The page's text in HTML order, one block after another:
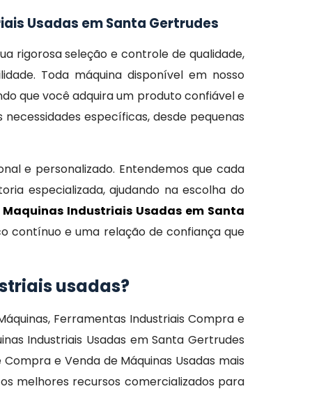
Usadas em Santa Gertrudes
rigorosa seleção e controle de qualidade,
Toda máquina disponível em nosso
que você adquira um produto confiável e
específicas, desde pequenas
e personalizado. Entendemos que cada
especializada, ajudando na escolha do
Industriais Usadas em Santa
contínuo e uma relação de confiança que
usadas?
Ferramentas Industriais Compra e
Industriais Usadas em Santa Gertrudes
e Venda de Máquinas Usadas mais
melhores recursos comercializados para